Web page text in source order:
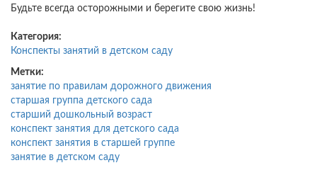
Будьте всегда осторожными и берегите свою жизнь!
Категория:
Конспекты занятий в детском саду
Метки:
занятие по правилам дорожного движения
старшая группа детского сада
старший дошкольный возраст
конспект занятия для детского сада
конспект занятия в старшей группе
занятие в детском саду